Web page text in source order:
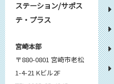
ステーション/サポス
テ・プラス
宮崎本部
〒880-0801 宮崎市老松
1-4-21 Kビル2F